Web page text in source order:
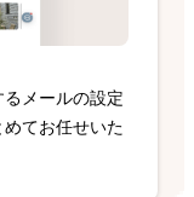
メールの設定
てお任せいた